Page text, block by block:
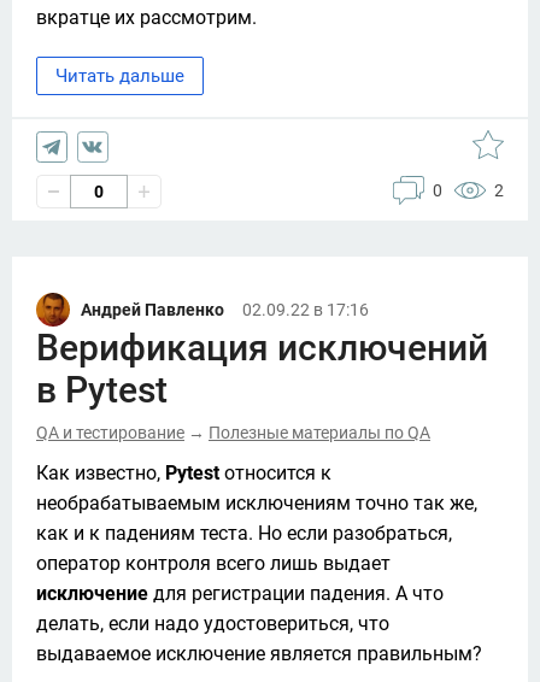
вкратце их рассмотрим.
Читать дальше
0 0 2
Андрей Павленко 02.09.22 в 17:16
Верификация исключений
в Pytest
QA и тестирование → Полезные материалы по QA
Как известно, Pytest относится к
необрабатываемым исключениям точно так же,
как и к падениям теста. Но если разобраться,
исключение для регистрации падения. А что
делать, если надо удостовериться, что
выдаваемое исключение является правильным?